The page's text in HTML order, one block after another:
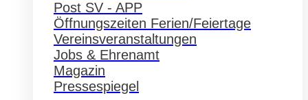
Post SV - APP
Öffnungszeiten Ferien/Feiertage
Vereinsveranstaltungen
Jobs & Ehrenamt
Magazin
Pressespiegel